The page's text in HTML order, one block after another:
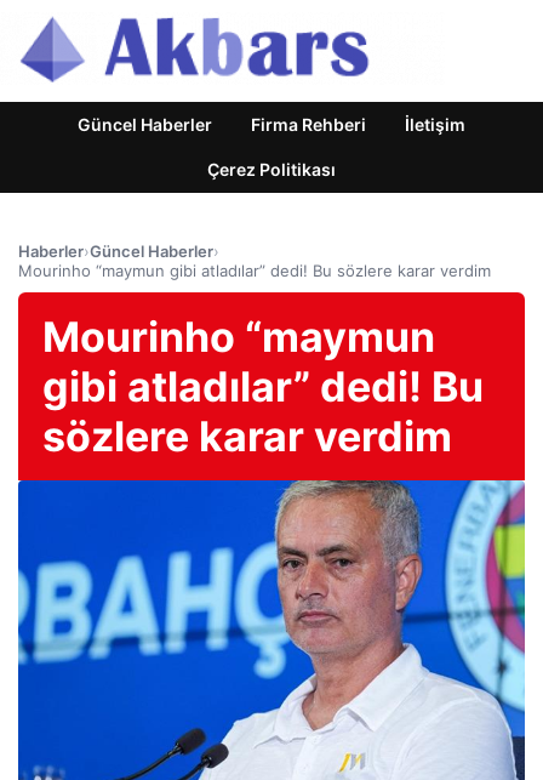
Güncel Haberler Firma Rehberi İletişim
Çerez Politikası
Haberler›Güncel Haberler›
Mourinho “maymun gibi atladılar” dedi! Bu sözlere karar verdim
Mourinho “maymun
gibi atladılar” dedi! Bu
sözlere karar verdim